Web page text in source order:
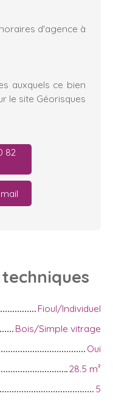
d'agence à
auxquels ce bien
le site Géorisques
82
techniques
Fioul/Individuel
Bois/Simple vitrage
Oui
28.5 m²
5